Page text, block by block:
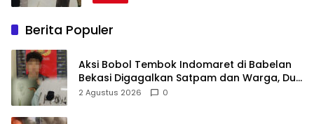
Berita Populer
Aksi Bobol Tembok Indomaret di Babelan
Bekasi Digagalkan Satpam dan Warga, Dua
Pelaku Diamankan
2 Agustus 2026 0